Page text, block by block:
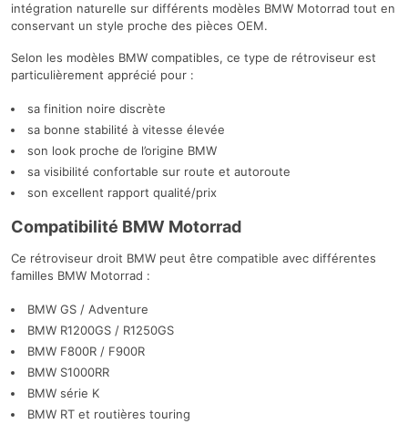
intégration naturelle sur différents modèles BMW Motorrad tout en
conservant un style proche des pièces OEM.
Selon les modèles BMW compatibles, ce type de rétroviseur est
particulièrement apprécié pour :
sa finition noire discrète
sa bonne stabilité à vitesse élevée
son look proche de l’origine BMW
sa visibilité confortable sur route et autoroute
son excellent rapport qualité/prix
Compatibilité BMW Motorrad
Ce rétroviseur droit BMW peut être compatible avec différentes
familles BMW Motorrad :
BMW GS / Adventure
BMW R1200GS / R1250GS
BMW F800R / F900R
BMW S1000RR
BMW série K
BMW RT et routières touring